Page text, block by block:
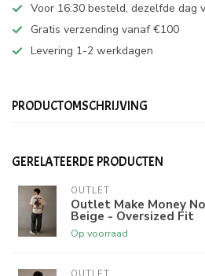
Voor 16:30 besteld, dezelfde dag
Gratis verzending vanaf €100
Levering 1-2 werkdagen
PRODUCTOMSCHRIJVING
GERELATEERDE PRODUCTEN
OUTLET
Outlet Make Money
Beige - Oversized Fit
Op voorraad